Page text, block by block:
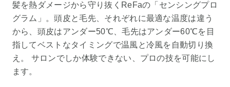
髪を熱ダメージから守り抜くReFaの「センシングプロ
グラム」。頭皮と毛先、それぞれに最適な温度は違う
から、頭皮はアンダー50℃、毛先はアンダー60℃を目
指してベストなタイミングで温風と冷風を自動切り換
え。 サロンでしか体験できない、プロの技を可能にし
ます。